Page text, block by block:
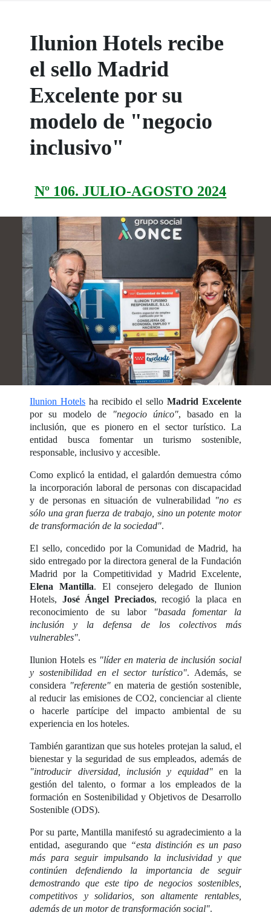
Ilunion Hotels recibe
el sello Madrid
Excelente por su
modelo de "negocio
inclusivo"
Nº 106. JULIO-AGOSTO 2024
Ilunion Hotels ha recibido el sello Madrid Excelente
por su modelo de
"negocio único", basado en la
inclusión, que es pionero en el sector turístico. La
entidad busca fomentar un turismo sostenible,
responsable, inclusivo y accesible.
Como explicó la entidad, el galardón demuestra cómo
la incorporación laboral de personas con discapacidad
y de personas en situación de vulnerabilidad "no es
sólo una gran fuerza de trabajo, sino un potente motor
de transformación de la sociedad".
El sello, concedido por la Comunidad de Madrid, ha
sido entregado por la directora general de la Fundación
Madrid por la Competitividad y Madrid Excelente,
Elena Mantilla. El consejero delegado de Ilunion
Hotels, José Ángel Preciados, recogió la placa en
reconocimiento de su labor
"basada fomentar la
inclusión y la defensa de los colectivos más
vulnerables".
Ilunion Hotels es "líder en materia de inclusión social
y sostenibilidad en el sector turístico". Además, se
considera "referente" en materia de gestión sostenible,
al reducir las emisiones de CO2, concienciar al cliente
o hacerle partícipe del impacto ambiental de su
experiencia en los hoteles.
También garantizan que sus hoteles protejan la salud, el
bienestar y la seguridad de sus empleados, además de
"introducir diversidad, inclusión y equidad"en la
gestión del talento, o formar a los empleados de la
formación en Sostenibilidad y Objetivos de Desarrollo
Sostenible (ODS).
Por su parte, Mantilla manifestó su agradecimiento a la
entidad, asegurando que “esta distinción es un paso
más para seguir impulsando la inclusividad y que
continúen defendiendo la importancia de seguir
demostrando que este tipo de negocios sostenibles,
competitivos y solidarios, son altamente rentables,
además de un motor de transformación social".